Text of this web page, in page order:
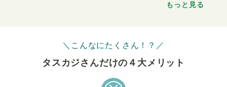
もっと見る
＼こんなにたくさん！？／
タスカジさんだけの４⼤メリット